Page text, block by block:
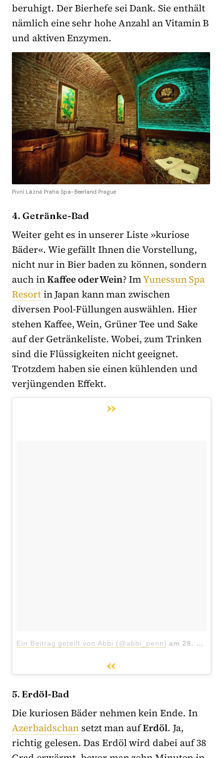
beruhigt. Der Bierhefe sei Dank. Sie enthält
nämlich eine sehr hohe Anzahl an Vitamin B
und aktiven Enzymen.
Pivní Lázně Praha Spa-Beerland Prague
4. Getränke-Bad
Weiter geht es in unserer Liste »kuriose
Bäder«. Wie gefällt Ihnen die Vorstellung,
nicht nur in Bier baden zu können, sondern
auch inKaffee oder Wein? ImYunessun Spa
Resortin Japan kann man zwischen
diversen Pool-Füllungen auswählen. Hier
stehen Kaffee, Wein, Grüner Tee und Sake
auf der Getränkeliste. Wobei, zum Trinken
sind die Flüssigkeiten nicht geeignet.
Trotzdem haben sie einen kühlenden und
verjüngenden Effekt.
Ein Beitrag geteilt von Abbi (@abbi_penn) am28. Mär 2017 um 4:53 Uhr
5. Erdöl-Bad
Die kuriosen Bäder nehmen kein Ende. In
Azerbaidschan setzt man aufErdöl. Ja,
richtig gelesen. Das Erdöl wird dabei auf 38